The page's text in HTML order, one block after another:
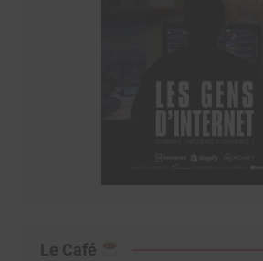
Le Café